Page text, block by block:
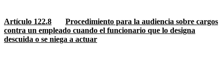
Artículo 122.8
Procedimiento para la audiencia sobre cargos
contra un empleado cuando el funcionario que lo designa
descuida o se niega a actuar